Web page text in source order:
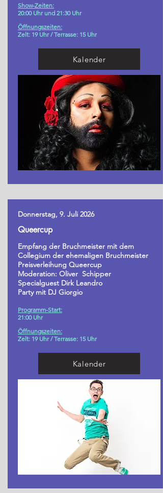
Show-Zeiten:
20:00 Uhr und 21:30 Uhr
Öffnungszeiten:
Zelt: 19 Uhr /Terrasse: 15 Uhr
Kalender
Donnerstag, 9. Juli 2026
Queercup
Empfang der Bruchmeister mit dem
Collegium der ehemaligen Bruchmeister
Preisverleihung Queercup
Moderation: Oliver Schipper
Specialguest Dirk Leandro
Party mit DJ Giorgio
Programm-Start:
21:00 Uhr
Öffnungszeiten:
Zelt: 19 Uhr /Terrasse: 15 Uhr
Kalender